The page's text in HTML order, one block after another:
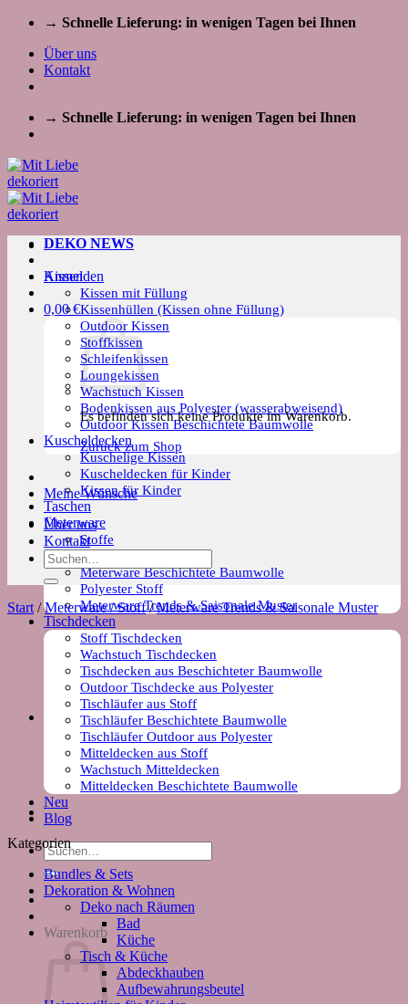
Zum
springen
→ Schnelle Lieferung: in wenigen Tagen bei Ihnen
Über uns
Kontakt
→ Schnelle Lieferung: in wenigen Tagen bei Ihnen
Kissen
Kissen mit Füllung
Kissenhüllen (Kissen ohne Füllung)
Outdoor Kissen
Stoffkissen
Schleifenkissen
Loungekissen
Wachstuch Kissen
Bodenkissen aus Polyester (wasserabweisend)
Outdoor Kissen Beschichtete Baumwolle
Kuscheldecken
Kuschelige Kissen
Kuscheldecken für Kinder
Kissen für Kinder
Taschen
Meterware
Stoffe
Wachstuch Stoff
Meterware Beschichtete Baumwolle
Polyester Stoff
Meterware Trends & Saisonale Muster
Tischdecken
Stoff Tischdecken
Wachstuch Tischdecken
Tischdecken aus Beschichteter Baumwolle
Outdoor Tischdecke aus Polyester
Tischläufer aus Stoff
Tischläufer Beschichtete Baumwolle
Tischläufer Outdoor aus Polyester
Mitteldecken aus Stoff
Wachstuch Mitteldecken
Mitteldecken Beschichtete Baumwolle
Neu
Blog
Suchen
nach:
Warenkorb
DEKO NEWS
Anmelden
0,00€
Es befinden sich keine Produkte im Warenkorb.
Zurück zum Shop
Meine Wünsche
Über uns
Kontakt
Suchen
nach:
Start / Meterware / Stoff / Meterware Trends & Saisonale Muster
Kategorien
Bundles & Sets
Dekoration & Wohnen
Deko nach Räumen
Bad
Küche
Tisch & Küche
Abdeckhauben
Aufbewahrungsbeutel